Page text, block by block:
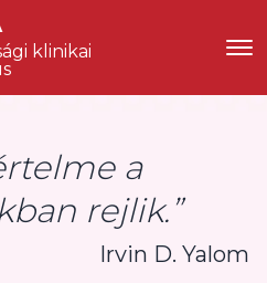
klinikai
a
rejlik.”
Irvin D. Yalom